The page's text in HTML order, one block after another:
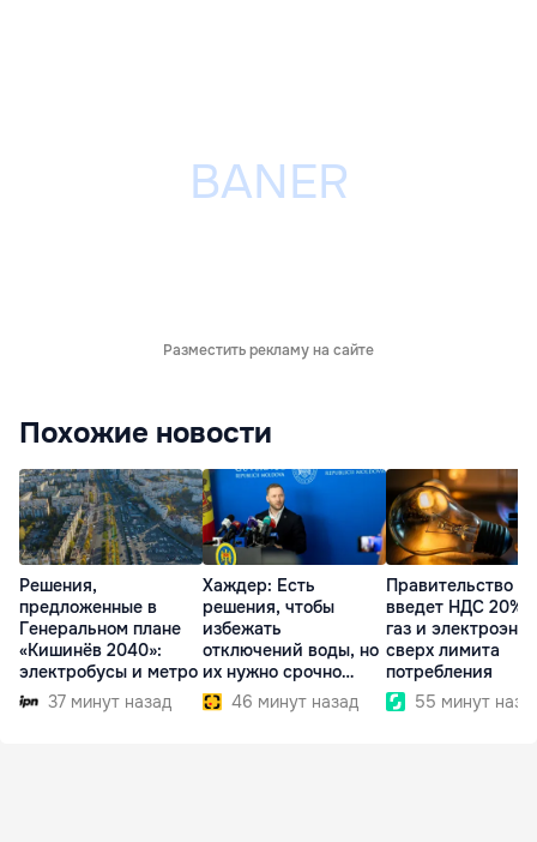
Разместить рекламу на сайте
Похожие новости
Решения,
предложенные в
Генеральном плане
«Кишинёв 2040»:
электробусы и метро
37 минут назад
Хаждер: Есть
решения, чтобы
избежать
отключений воды, но
их нужно срочно
внедрить
46 минут назад
Правительство
введет НДС 20%
газ и
сверх лимита
потребления
55 минут